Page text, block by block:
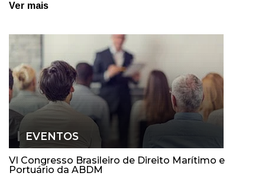
Ver mais
EVENTOS
VI Congresso Brasileiro de Direito Marítimo e
Portuário da ABDM